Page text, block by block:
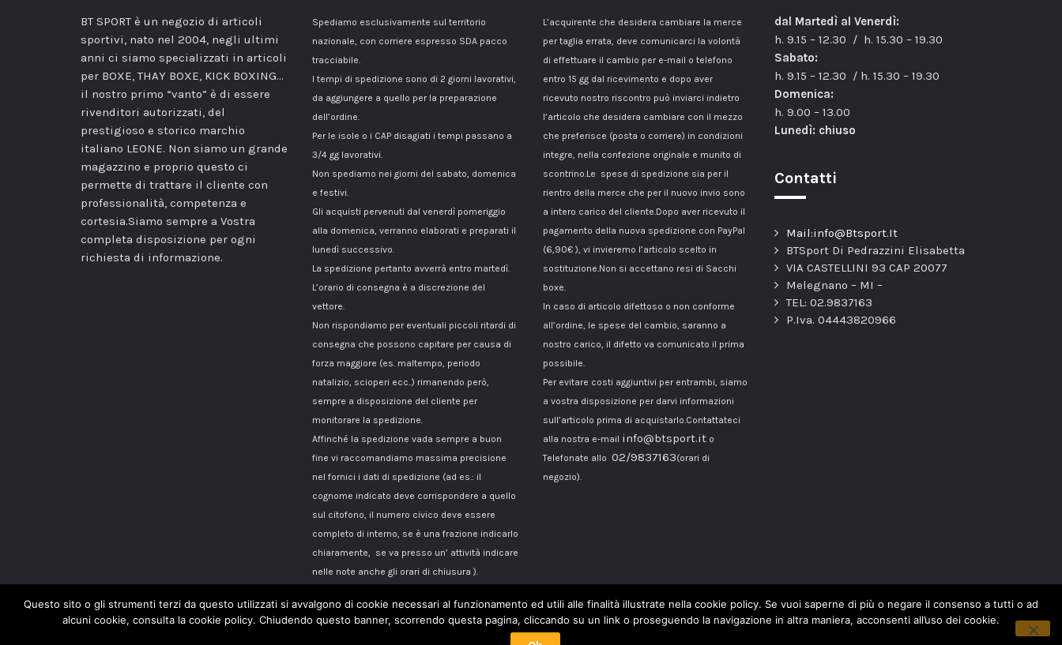
BT SPORT è un negozio di articoli
sportivi, nato nel 2004, negli ultimi
anni ci siamo specializzati in articoli
per BOXE, THAY BOXE, KICK BOXING…
il nostro primo “vanto” è di essere
rivenditori autorizzati, del
prestigioso e storico marchio
italiano LEONE. Non siamo un grande
magazzino e proprio questo ci
permette di trattare il cliente con
professionalità, competenza e
cortesia.Siamo sempre a Vostra
completa disposizione per ogni
richiesta di informazione.
Spediamo esclusivamente sul territorio
nazionale, con corriere espresso SDA pacco
tracciabile.
I tempi di spedizione sono di 2 giorni lavorativi,
da aggiungere a quello per la preparazione
dell’ordine.
Per le isole o i CAP disagiati i tempi passano a
3/4 gg lavorativi.
Non spediamo nei giorni del sabato, domenica
e festivi.
Gli acquisti pervenuti dal venerdì pomeriggio
alla domenica, verranno elaborati e preparati il
lunedì successivo.
La spedizione pertanto avverrà entro martedì.
L’orario di consegna è a discrezione del
vettore.
Non rispondiamo per eventuali piccoli ritardi di
consegna che possono capitare per causa di
forza maggiore (es. maltempo, periodo
natalizio, scioperi ecc..) rimanendo però,
sempre a disposizione del cliente per
monitorare la spedizione.
Affinché la spedizione vada sempre a buon
fine vi raccomandiamo massima precisione
nel fornici i dati di spedizione (ad es.: il
cognome indicato deve corrispondere a quello
sul citofono, il numero civico deve essere
completo di interno, se è una frazione indicarlo
chiaramente, se va presso un’ attività indicare
nelle note anche gli orari di chiusura ).
L’acquirente che desidera cambiare la merce
per taglia errata, deve comunicarci la volontà
di effettuare il cambio per e-mail o telefono
entro 15 gg dal ricevimento e dopo aver
ricevuto nostro riscontro può inviarci indietro
l’articolo che desidera cambiare con il mezzo
che preferisce (posta o corriere) in condizioni
integre, nella confezione originale e munito di
scontrino.Le spese di spedizione sia per il
rientro della merce che per il nuovo invio sono
a intero carico del cliente.Dopo aver ricevuto il
pagamento della nuova spedizione con PayPal
(6,90€ ), vi invieremo l’articolo scelto in
sostituzione.Non si accettano resi di Sacchi
boxe.
In caso di articolo difettoso o non conforme
all’ordine, le spese del cambio, saranno a
nostro carico, il difetto va comunicato il prima
possibile.
Per evitare costi aggiuntivi per entrambi, siamo
a vostra disposizione per darvi informazioni
sull’articolo prima di acquistarlo.Contattateci
alla nostra e-mail info@btsport.it o
Telefonate allo 02/9837163(orari di
negozio).
dal Martedì al Venerdì:
h. 9.15 – 12.30 / h. 15.30 – 19.30
Sabato:
h. 9.15 – 12.30 / h. 15.30 – 19.30
Domenica:
h. 9.00 – 13.00
Lunedì: chiuso
Contatti
Mail:info@Btsport.It
BTSport Di Pedrazzini Elisabetta
VIA CASTELLINI 93 CAP 20077
Melegnano – MI –
TEL: 02.9837163
P.Iva. 04443820966
Questo sito o gli strumenti terzi da questo utilizzati si avvalgono di cookie necessari al funzionamento ed utili alle finalità illustrate nella cookie policy. Se vuoi saperne di più o negare il consenso a tutti o ad
alcuni cookie, consulta la cookie policy. Chiudendo questo banner, scorrendo questa pagina, cliccando su un link o proseguendo la navigazione in altra maniera, acconsenti all’uso dei cookie.